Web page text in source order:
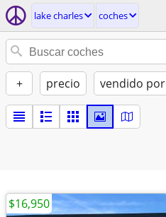
lake charles coches
+ precio vendido por
$16,950